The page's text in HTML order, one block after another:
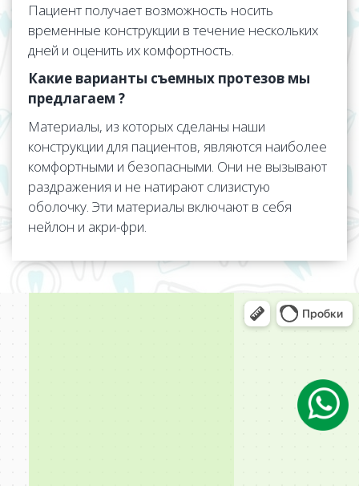
Пациент получает возможность носить
временные конструкции в течение нескольких
дней и оценить их комфортность.
Какие варианты съемных протезов мы
предлагаем ?
Материалы, из которых сделаны наши
конструкции для пациентов, являются наиболее
комфортными и безопасными. Они не вызывают
раздражения и не натирают слизистую
оболочку. Эти материалы включают в себя
нейлон и акри-фри.